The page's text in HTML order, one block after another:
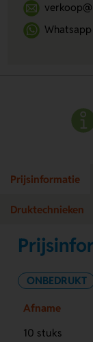
Prijsinformatie
Druktechnieken
ONBEDRUKT
Afname
10 stuks